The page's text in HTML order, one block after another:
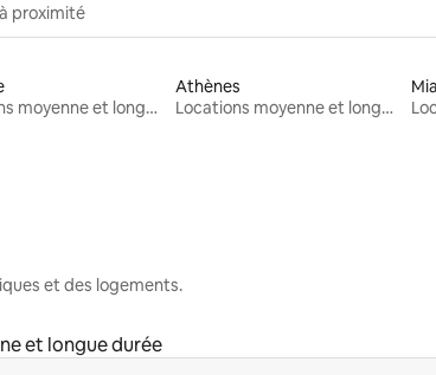
proximité
Locations moyenne et longue durée
Athènes
Locations moyenne et longue durée
et des logements.
et longue durée